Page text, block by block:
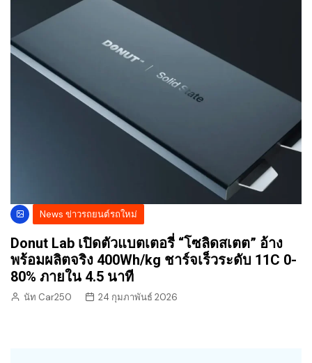
News ข่าวรถยนต์รถใหม่
Donut Lab เปิดตัวแบตเตอรี่ “โซลิดสเตต” อ้าง
พร้อมผลิตจริง 400Wh/kg ชาร์จเร็วระดับ 11C 0-
80% ภายใน 4.5 นาที
นัท Car250 24 กุมภาพันธ์ 2026